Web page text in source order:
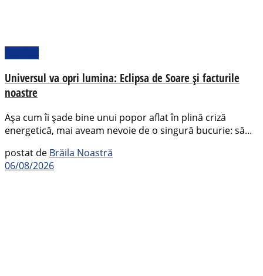
Universul va opri lumina: Eclipsa de Soare și facturile
noastre
Așa cum îi șade bine unui popor aflat în plină criză
energetică, mai aveam nevoie de o singură bucurie: să...
postat de Brăila Noastră
06/08/2026